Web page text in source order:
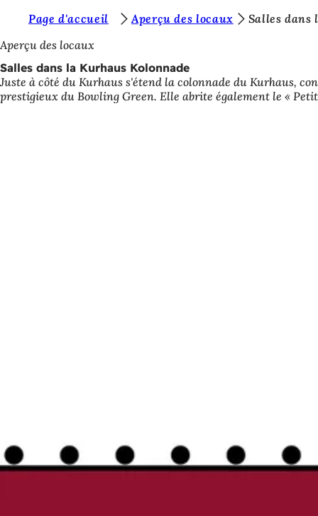
Accéder au contenu
o
u
s
ê
Page d'accueil Aperçu des locaux
Salles dans
Aperçu des locaux
Salles dans la Kurhaus Kolonnade
Juste à côté du Kurhaus s'étend la colonnade du Kurhaus,
prestigieux du Bowling Green. Elle abrite également le «